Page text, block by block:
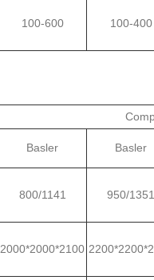
100-600 100-400
Basler Basler
800/1141 950/1351
2000*2000*2100